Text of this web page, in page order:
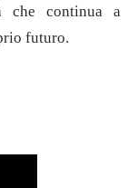
che continua a
futuro.